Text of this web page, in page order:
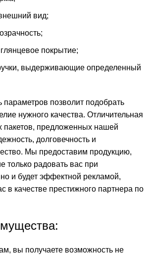
вид;
покрытие;
выдерживающие определенный
позволит подобрать
нужного качества. Отличительная
пакетов, предложенных нашей
долговечность и
Мы предоставим продукцию,
только радовать вас при
и будет эффектной рекламой,
в качестве престижного партнера по
вы получаете возможность не